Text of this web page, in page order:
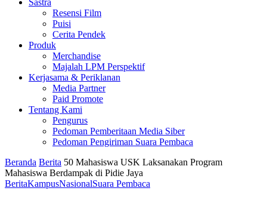
Sastra
Resensi Film
Puisi
Cerita Pendek
Produk
Merchandise
Majalah LPM Perspektif
Kerjasama & Periklanan
Media Partner
Paid Promote
Tentang Kami
Pengurus
Pedoman Pemberitaan Media Siber
Pedoman Pengiriman Suara Pembaca
Beranda Berita 50 Mahasiswa USK Laksanakan Program
Mahasiswa Berdampak di Pidie Jaya
BeritaKampusNasionalSuara Pembaca